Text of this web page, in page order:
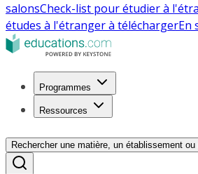
salonsCheck-list pour étudier à
études à l'étranger à téléchargerEn
Programmes
Ressources
Rechercher une matière, un établissement ou